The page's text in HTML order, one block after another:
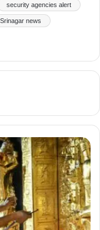
security agencies alert
Srinagar news